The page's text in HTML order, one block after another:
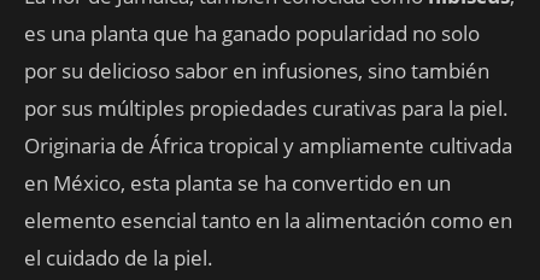
es una planta que ha ganado popularidad no solo
por su delicioso sabor en infusiones, sino también
por sus múltiples propiedades curativas para la piel.
Originaria de África tropical y ampliamente cultivada
en México, esta planta se ha convertido en un
elemento esencial tanto en la alimentación como en
el cuidado de la piel.